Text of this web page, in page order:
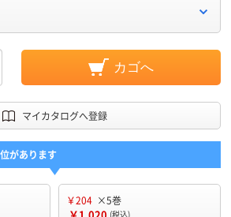
カゴへ
マイカタログへ登録
があります
￥204 ×5巻
(税込)